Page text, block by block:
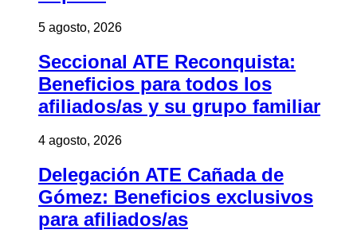
5 agosto, 2026
Seccional ATE Reconquista:
Beneficios para todos los
afiliados/as y su grupo familiar
4 agosto, 2026
Delegación ATE Cañada de
Gómez: Beneficios exclusivos
para afiliados/as